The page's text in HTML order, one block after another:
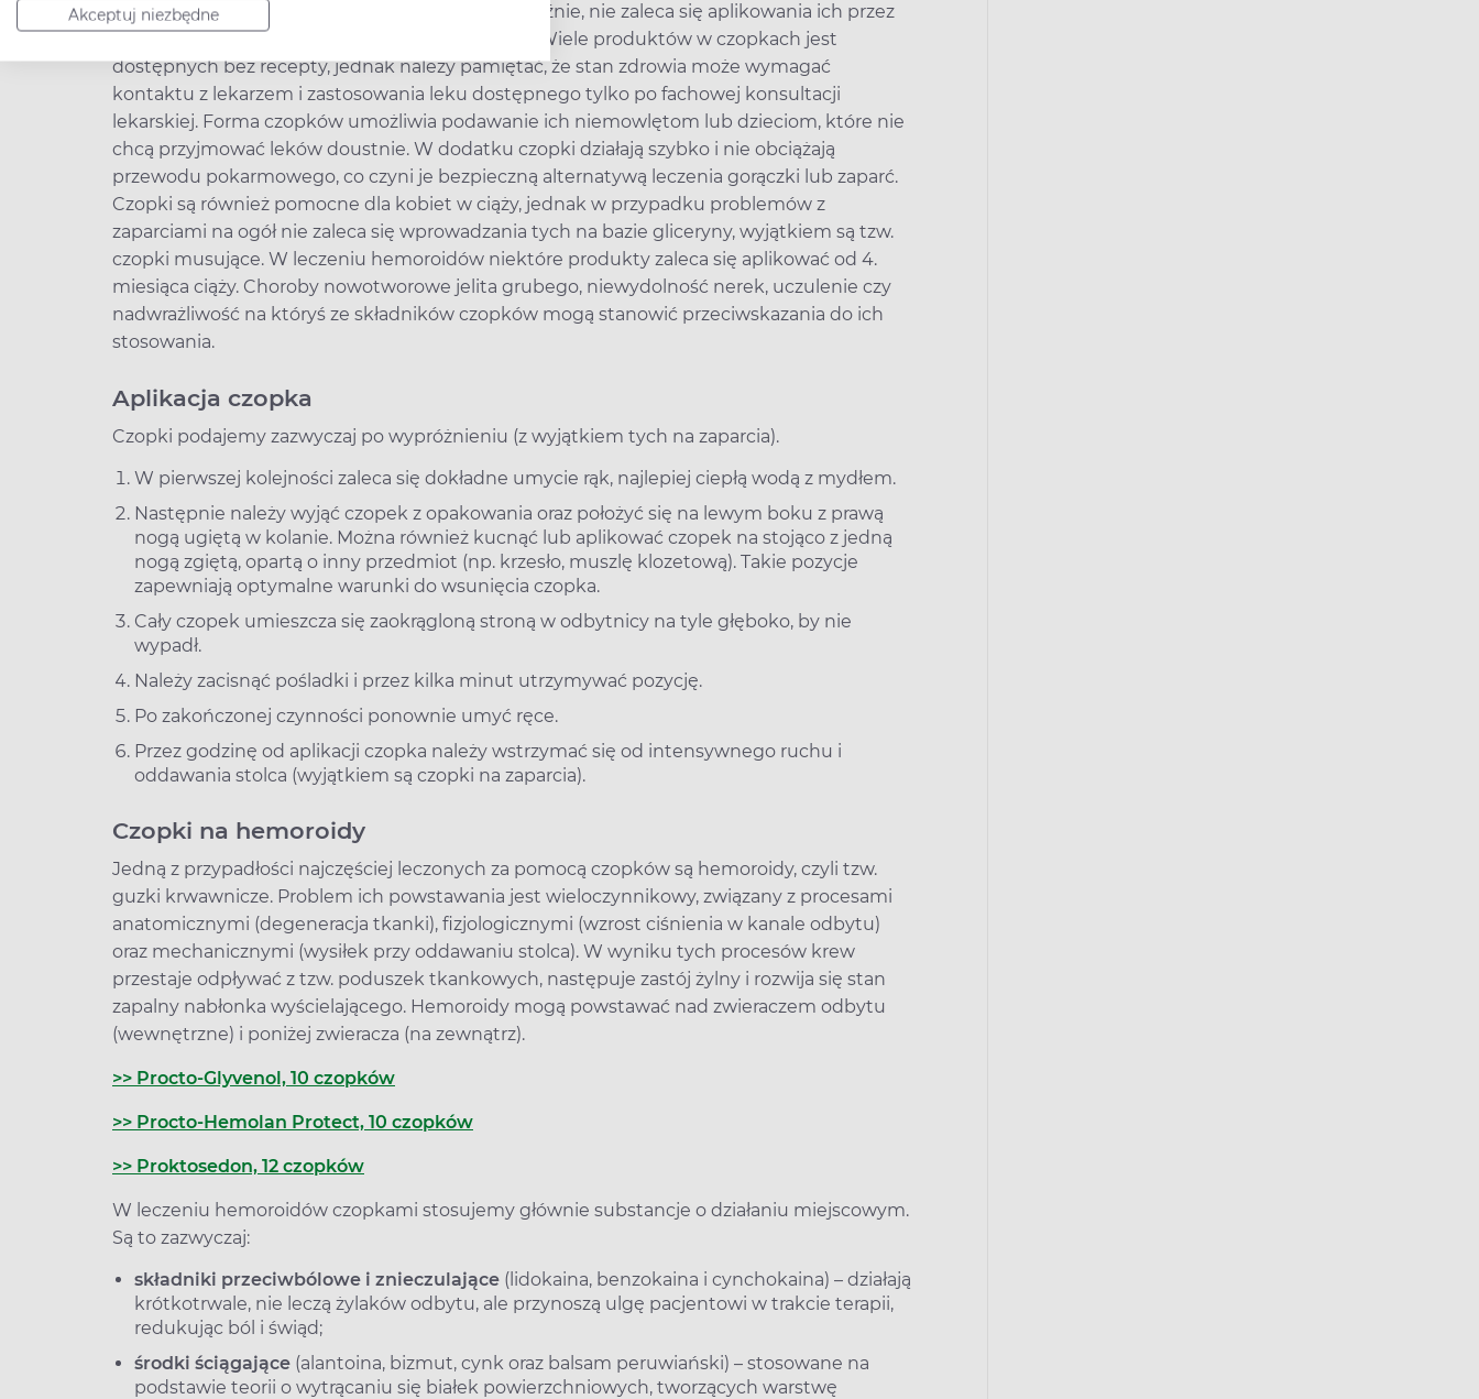
Akceptuj niezbędne
W większości przypadków czopki stosujemy doraźnie, nie zaleca się aplikowania ich przez
dłuższy czas (jedynie w szczególnych terapiach). Wiele produktów w czopkach jest
dostępnych bez recepty, jednak należy pamiętać, że stan zdrowia może wymagać
kontaktu z lekarzem i zastosowania leku dostępnego tylko po fachowej konsultacji
lekarskiej. Forma czopków umożliwia podawanie ich niemowlętom lub dzieciom, które nie
chcą przyjmować leków doustnie. W dodatku czopki działają szybko i nie obciążają
przewodu pokarmowego, co czyni je bezpieczną alternatywą leczenia gorączki lub zaparć.
Czopki są również pomocne dla kobiet w ciąży, jednak w przypadku problemów z
zaparciami na ogół nie zaleca się wprowadzania tych na bazie gliceryny, wyjątkiem są tzw.
czopki musujące. W leczeniu hemoroidów niektóre produkty zaleca się aplikować od 4.
miesiąca ciąży. Choroby nowotworowe jelita grubego, niewydolność nerek, uczulenie czy
nadwrażliwość na któryś ze składników czopków mogą stanowić przeciwskazania do ich
stosowania.
Aplikacja czopka
Czopki podajemy zazwyczaj po wypróżnieniu (z wyjątkiem tych na zaparcia).
W pierwszej kolejności zaleca się dokładne umycie rąk, najlepiej ciepłą wodą z mydłem.
Następnie należy wyjąć czopek z opakowania oraz położyć się na lewym boku z prawą
nogą ugiętą w kolanie. Można również kucnąć lub aplikować czopek na stojąco z jedną
nogą zgiętą, opartą o inny przedmiot (np. krzesło, muszlę klozetową). Takie pozycje
zapewniają optymalne warunki do wsunięcia czopka.
Cały czopek umieszcza się zaokrągloną stroną w odbytnicy na tyle głęboko, by nie
wypadł.
Należy zacisnąć pośladki i przez kilka minut utrzymywać pozycję.
Po zakończonej czynności ponownie umyć ręce.
Przez godzinę od aplikacji czopka należy wstrzymać się od intensywnego ruchu i
oddawania stolca (wyjątkiem są czopki na zaparcia).
Czopki na hemoroidy
Jedną z przypadłości najczęściej leczonych za pomocą czopków są hemoroidy, czyli tzw.
guzki krwawnicze. Problem ich powstawania jest wieloczynnikowy, związany z procesami
anatomicznymi (degeneracja tkanki), fizjologicznymi (wzrost ciśnienia w kanale odbytu)
oraz mechanicznymi (wysiłek przy oddawaniu stolca). W wyniku tych procesów krew
przestaje odpływać z tzw. poduszek tkankowych, następuje zastój żylny i rozwija się stan
zapalny nabłonka wyścielającego. Hemoroidy mogą powstawać nad zwieraczem odbytu
(wewnętrzne) i poniżej zwieracza (na zewnątrz).
>> Procto-Glyvenol, 10 czopków
>> Procto-Hemolan Protect, 10 czopków
>> Proktosedon, 12 czopków
W leczeniu hemoroidów czopkami stosujemy głównie substancje o działaniu miejscowym.
Są to zazwyczaj:
składniki przeciwbólowe i znieczulające (lidokaina, benzokaina i cynchokaina) – działają
krótkotrwale, nie leczą żylaków odbytu, ale przynoszą ulgę pacjentowi w trakcie terapii,
redukując ból i świąd;
środki ściągające (alantoina, bizmut, cynk oraz balsam peruwiański) – stosowane na
podstawie teorii o wytrącaniu się białek powierzchniowych, tworzących warstwę